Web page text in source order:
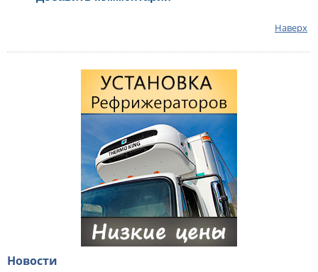
Наверх
Новости